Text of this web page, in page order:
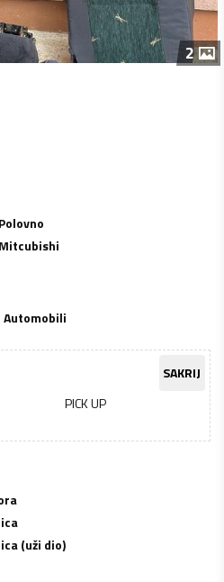
2
Polovno
Mitcubishi
Automobili
SAKRIJ
PICK UP
(uži dio)